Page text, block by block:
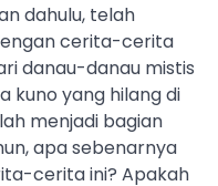
dahulu, telah
cerita-cerita
danau-danau mistis
kuno yang hilang di
menjadi bagian
apa sebenarnya
cerita ini? Apakah